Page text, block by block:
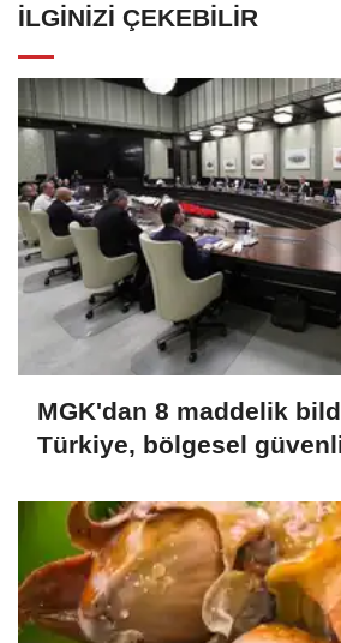
İLGINIZI ÇEKEBILIR
MGK'dan 8 maddelik
Türkiye, bölgesel